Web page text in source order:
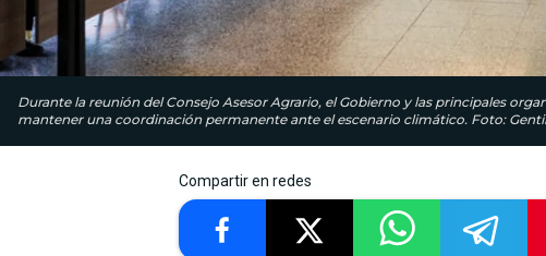
Durante la reunión del Consejo Asesor Agrario, el Gobierno y las principales
mantener una coordinación permanente ante el escenario climático. Foto:
Compartir en redes